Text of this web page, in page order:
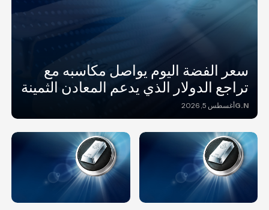
سعر الفضة اليوم يواصل مكاسبه مع
تراجع الدولار الذي يدعم المعادن الثمينة
G.Nأغسطس 5, 2026